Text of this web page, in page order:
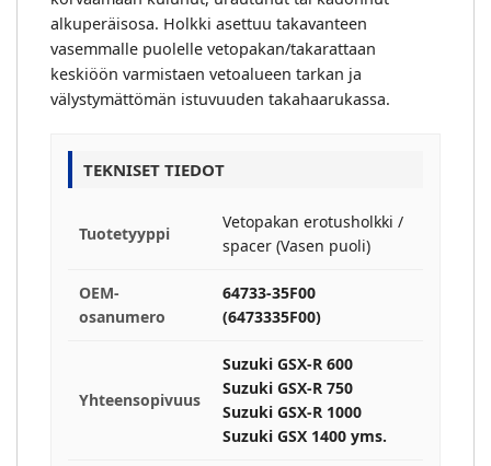
alkuperäisosa. Holkki asettuu takavanteen
vasemmalle puolelle vetopakan/takarattaan
keskiöön varmistaen vetoalueen tarkan ja
välystymättömän istuvuuden takahaarukassa.
TEKNISET TIEDOT
Tuotetyyppi
Vetopakan erotusholkki /
spacer (Vasen puoli)
OEM-
osanumero
64733-35F00
(6473335F00)
Yhteensopivuus
Suzuki GSX-R 600
Suzuki GSX-R 750
Suzuki GSX-R 1000
Suzuki GSX 1400 yms.